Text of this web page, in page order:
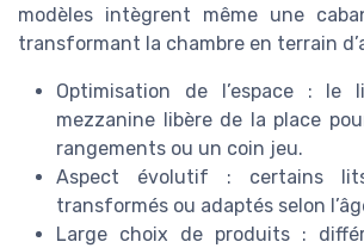
modèles intègrent même une
transformant la chambre en terrain
Optimisation de l’espace : le
mezzanine libère de la place
rangements ou un coin jeu.
Aspect évolutif : certains
transformés ou adaptés selon
Large choix de produits :